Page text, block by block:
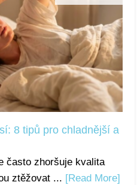
8 tipů pro chladnější a
často zhoršuje kvalita
ztěžovat ... [Read More]